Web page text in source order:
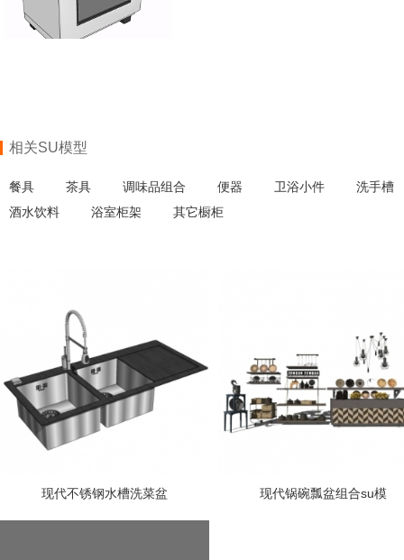
相关SU模型
餐具 茶具 调味品组合 便器 卫浴小件
洗手槽
酒水饮料
浴室柜架 其它橱柜
现代不锈钢水槽洗菜盆 现代锅碗瓢盆组合su模